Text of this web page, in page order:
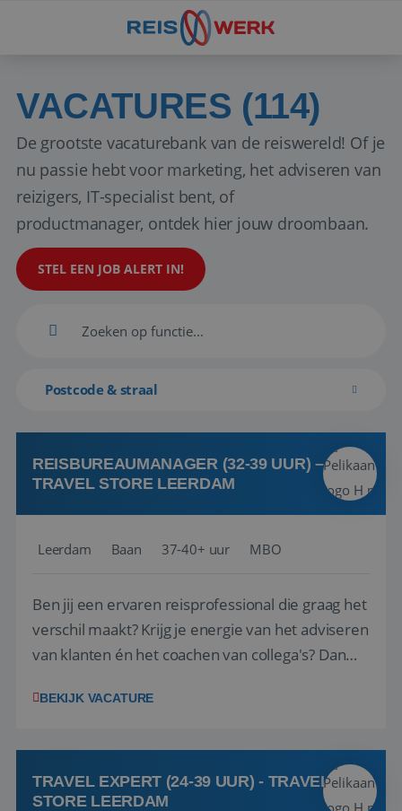
VACATURES (114)
De grootste vacaturebank van de reiswereld! Of je
nu passie hebt voor marketing, het adviseren van
reizigers, IT-specialist bent, of
productmanager, ontdek hier jouw droombaan.
STEL EEN JOB ALERT IN!
Postcode & straal
REISBUREAUMANAGER (32-39 UUR) –
TRAVEL STORE LEERDAM
Leerdam Baan 37-40+ uur MBO
Ben jij een ervaren reisprofessional die graag het
verschil maakt? Krijg je energie van het adviseren
van klanten én het coachen van collega's? Dan
(onderdeel van Pelikaan Travel Group) zoeken
team het reisbureau verder...
BEKIJK VACATURE
TRAVEL EXPERT (24-39 UUR) - TRAVEL
STORE LEERDAM